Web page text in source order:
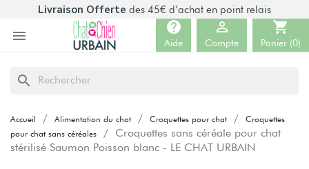
Livraison Offerte des 45€ d’achat en point relais

shopping_cart
Panier (0)
help
Aide

Compte
search
Accueil Alimentation du chat Croquettes pour chat
Croquettes
pour chat sans céréales
Croquettes sans céréale pour chat
stérilisé Saumon Poisson blanc - LE CHAT URBAIN